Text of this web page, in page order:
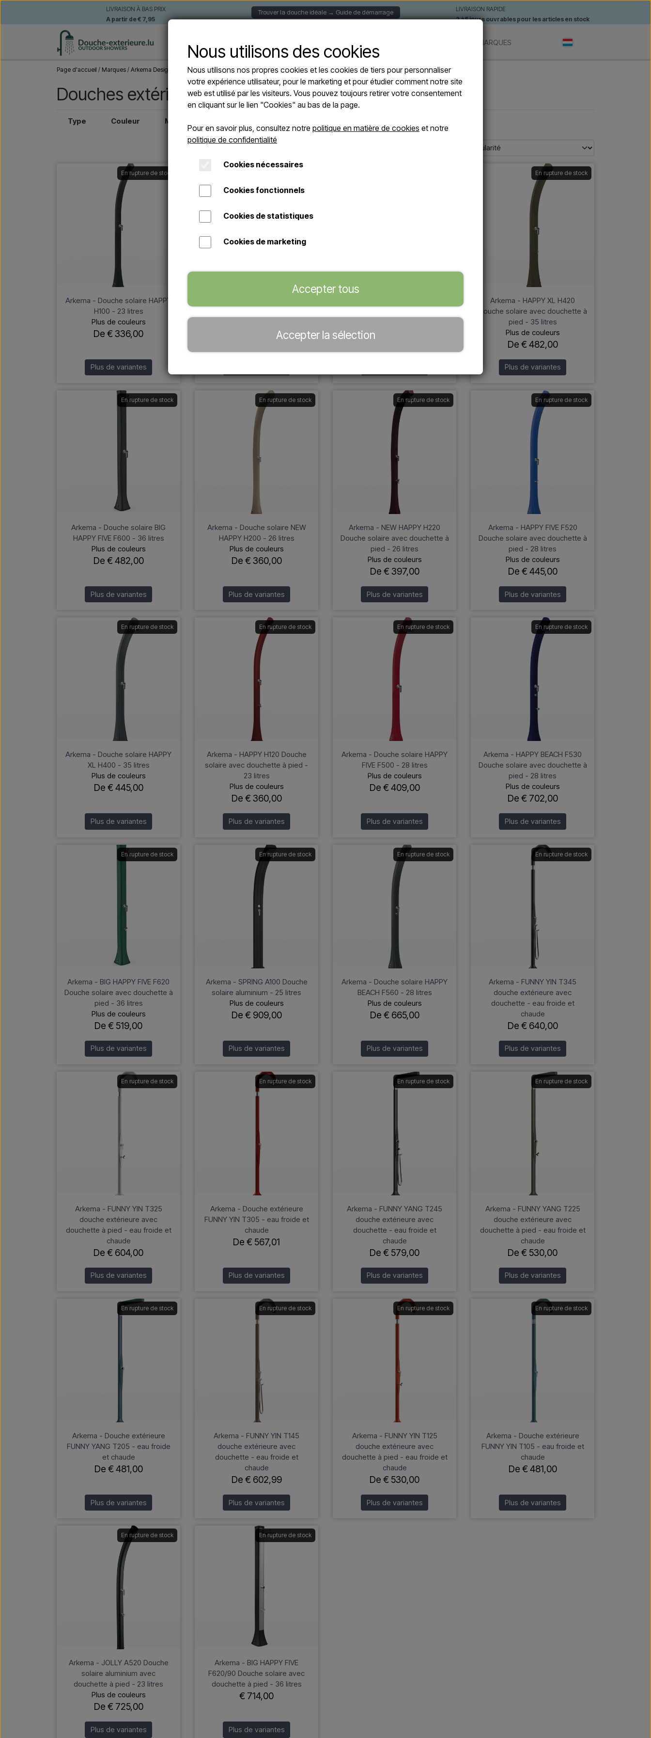
LIVRAISON À BAS PRIX
A partir de € 7,95
Trouver la douche idéale → Guide de démarrage
LIVRAISON RAPIDE
2 à 5 jours ouvrables pour les articles en stock
MARQUES
Page d'accueil Marques Arkema Design
Douches extérieures Arkema Design
Type Couleur Matériel
En rupture de stock
Arkema - Douche solaire HAPPY
H100 - 23 litres
Plus de couleurs
De € 336,00
Plus de variantes
De € 689,00
Plus de couleurs
En rupture de stock
Arkema - HAPPY XL H420
Douche solaire avec douchette à
pied - 35 litres
Plus de couleurs
De € 482,00
Plus de variantes
En rupture de stock
Arkema - Douche solaire BIG
HAPPY FIVE F600 - 36 litres
Plus de couleurs
De € 482,00
Plus de variantes
En rupture de stock
Arkema - Douche solaire NEW
HAPPY H200 - 26 litres
Plus de couleurs
De € 360,00
Plus de variantes
En rupture de stock
Arkema - NEW HAPPY H220
Douche solaire avec douchette à
pied - 26 litres
Plus de couleurs
De € 397,00
Plus de variantes
En rupture de stock
Arkema - HAPPY FIVE F520
Douche solaire avec douchette à
pied - 28 litres
Plus de couleurs
De € 445,00
Plus de variantes
En rupture de stock
Arkema - Douche solaire HAPPY
XL H400 - 35 litres
Plus de couleurs
De € 445,00
Plus de variantes
En rupture de stock
Arkema - HAPPY H120 Douche
solaire avec douchette à pied -
23 litres
Plus de couleurs
De € 360,00
Plus de variantes
En rupture de stock
Arkema - Douche solaire HAPPY
FIVE F500 - 28 litres
Plus de couleurs
De € 409,00
Plus de variantes
En rupture de stock
Arkema - HAPPY BEACH F530
Douche solaire avec douchette à
pied - 28 litres
Plus de couleurs
De € 702,00
Plus de variantes
En rupture de stock
Arkema - BIG HAPPY FIVE F620
Douche solaire avec douchette à
pied - 36 litres
Plus de couleurs
De € 519,00
Plus de variantes
En rupture de stock
Arkema - SPRING A100 Douche
solaire aluminium - 25 litres
Plus de couleurs
De € 909,00
Plus de variantes
En rupture de stock
Arkema - Douche solaire HAPPY
BEACH F560 - 28 litres
Plus de couleurs
De € 665,00
Plus de variantes
En rupture de stock
Arkema - FUNNY YIN T345
douche extérieure avec
douchette - eau froide et
chaude
De € 640,00
Plus de variantes
En rupture de stock
Arkema - FUNNY YIN T325
douche extérieure avec
douchette à pied - eau froide et
chaude
De € 604,00
Plus de variantes
En rupture de stock
Arkema - Douche extérieure
FUNNY YIN T305 - eau froide et
chaude
De € 567,01
Plus de variantes
En rupture de stock
Arkema - FUNNY YANG T245
douche extérieure avec
douchette - eau froide et
chaude
De € 579,00
Plus de variantes
En rupture de stock
Arkema - FUNNY YANG T225
douche extérieure avec
douchette à pied - eau froide et
chaude
De € 530,00
Plus de variantes
En rupture de stock
Arkema - Douche extérieure
FUNNY YANG T205 - eau froide
et chaude
De € 481,00
Plus de variantes
En rupture de stock
Arkema - FUNNY YIN T145
douche extérieure avec
douchette - eau froide et
chaude
De € 602,99
Plus de variantes
En rupture de stock
Arkema - FUNNY YIN T125
douche extérieure avec
douchette à pied - eau froide et
chaude
De € 530,00
Plus de variantes
En rupture de stock
Arkema - Douche extérieure
FUNNY YIN T105 - eau froide et
chaude
De € 481,00
Plus de variantes
En rupture de stock
Arkema - JOLLY A520 Douche
solaire aluminium avec
douchette à pied - 23 litres
Plus de couleurs
De € 725,00
Plus de variantes
En rupture de stock
Arkema - BIG HAPPY FIVE
F620/90 Douche solaire avec
douchette à pied - 36 litres
€ 714,00
Plus de variantes
Nous utilisons des cookies
Nous utilisons nos propres cookies et les cookies de tiers pour personnaliser
votre expérience utilisateur, pour le marketing et pour étudier comment notre site
web est utilisé par les visiteurs. Vous pouvez toujours retirer votre consentement
en cliquant sur le lien "Cookies" au bas de la page.
Pour en savoir plus, consultez notre politique en matière de cookies et notre
politique de confidentialité
Cookies nécessaires
Cookies fonctionnels
Cookies de statistiques
Cookies de marketing
Accepter tous
Accepter la sélection